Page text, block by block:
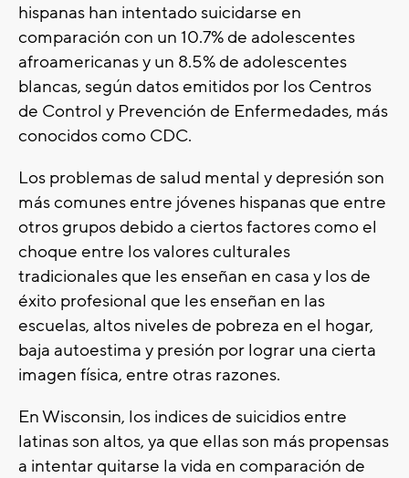
hispanas han intentado suicidarse en
comparación con un 10.7% de adolescentes
afroamericanas y un 8.5% de adolescentes
blancas, según datos emitidos por los Centros
de Control y Prevención de Enfermedades, más
conocidos como CDC.
Los problemas de salud mental y depresión son
más comunes entre jóvenes hispanas que entre
otros grupos debido a ciertos factores como el
choque entre los valores culturales
tradicionales que les enseñan en casa y los de
éxito profesional que les enseñan en las
escuelas, altos niveles de pobreza en el hogar,
baja autoestima y presión por lograr una cierta
imagen física, entre otras razones.
En Wisconsin, los indices de suicidios entre
latinas son altos, ya que ellas son más propensas
a intentar quitarse la vida en comparación de